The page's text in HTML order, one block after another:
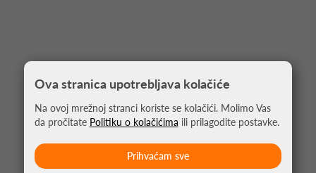
Ova stranica upotrebljava kolačiće
Na ovoj mrežnoj stranci koriste se kolačići. Molimo Vas
da pročitate Politiku o kolačićima ili prilagodite postavke.
Prihvaćam sve